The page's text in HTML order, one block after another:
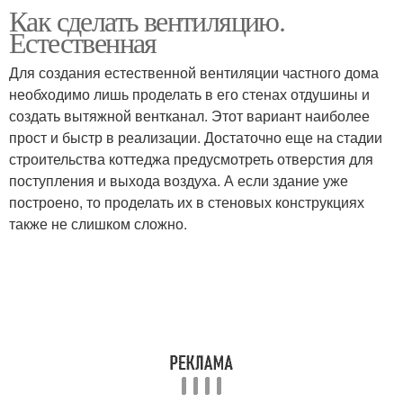
Как сделать вентиляцию.
Естественная
Для создания естественной вентиляции частного дома
необходимо лишь проделать в его стенах отдушины и
создать вытяжной вентканал. Этот вариант наиболее
прост и быстр в реализации. Достаточно еще на стадии
строительства коттеджа предусмотреть отверстия для
поступления и выхода воздуха. А если здание уже
построено, то проделать их в стеновых конструкциях
также не слишком сложно.